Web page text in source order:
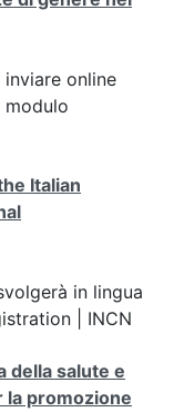
online
Italian
in lingua
| INCN
della salute e
la promozione